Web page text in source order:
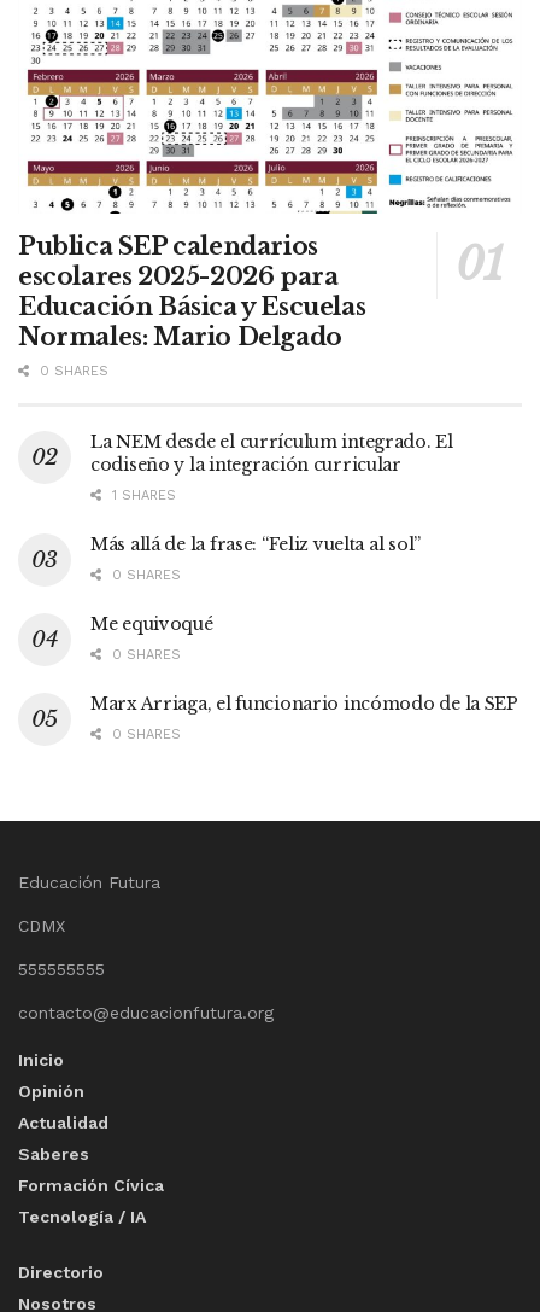
Publica SEP calendarios
escolares 2025-2026 para
Educación Básica y Escuelas
Normales: Mario Delgado
0 SHARES
La NEM desde el currículum integrado. El
codiseño y la integración curricular
1 SHARES
Más allá de la frase: “Feliz vuelta al sol”
0 SHARES
Me equivoqué
0 SHARES
Marx Arriaga, el funcionario incómodo de la SEP
0 SHARES
Educación Futura
CDMX
555555555
contacto@educacionfutura.org
Inicio
Opinión
Actualidad
Saberes
Formación Cívica
Tecnología / IA
Directorio
Nosotros